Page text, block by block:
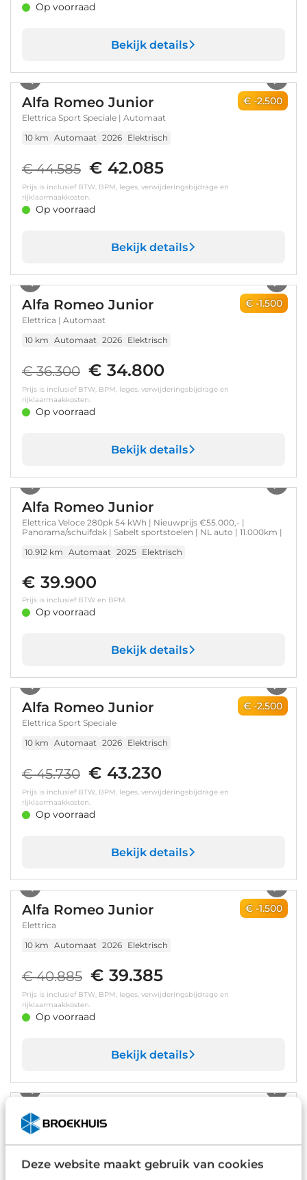
Deze website maakt gebruik van cookies
Op voorraad
Bekijk details
€ -2.500
Alfa Romeo Junior
Elettrica Sport Speciale | Automaat
10 km Automaat 2026 Elektrisch
€ 44.585 € 42.085
Prijs is inclusief BTW, BPM, leges, verwijderingsbijdrage en
rijklaarmaakkosten.
Op voorraad
Bekijk details
€ -1.500
Alfa Romeo Junior
Elettrica | Automaat
10 km Automaat 2026 Elektrisch
€ 36.300 € 34.800
Prijs is inclusief BTW, BPM, leges, verwijderingsbijdrage en
rijklaarmaakkosten.
Op voorraad
Bekijk details
Alfa Romeo Junior
Elettrica Veloce 280pk 54 kWh | Nieuwprijs €55.000,- |
Panorama/schuifdak | Sabelt sportstoelen | NL auto | 11.000km |
10.912 km Automaat 2025 Elektrisch
€ 39.900
Prijs is inclusief BTW en BPM.
Op voorraad
Bekijk details
€ -2.500
Alfa Romeo Junior
Elettrica Sport Speciale
10 km Automaat 2026 Elektrisch
€ 45.730 € 43.230
Prijs is inclusief BTW, BPM, leges, verwijderingsbijdrage en
rijklaarmaakkosten.
Op voorraad
Bekijk details
€ -1.500
Alfa Romeo Junior
Elettrica
10 km Automaat 2026 Elektrisch
€ 40.885 € 39.385
Prijs is inclusief BTW, BPM, leges, verwijderingsbijdrage en
rijklaarmaakkosten.
Op voorraad
Bekijk details
Alfa Romeo Junior
Elettrica Speciale | Automaat
10 km Automaat 2026 Elektrisch